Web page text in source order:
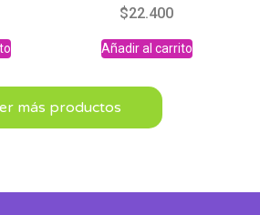
$22.400
Añadir al carrito
más productos